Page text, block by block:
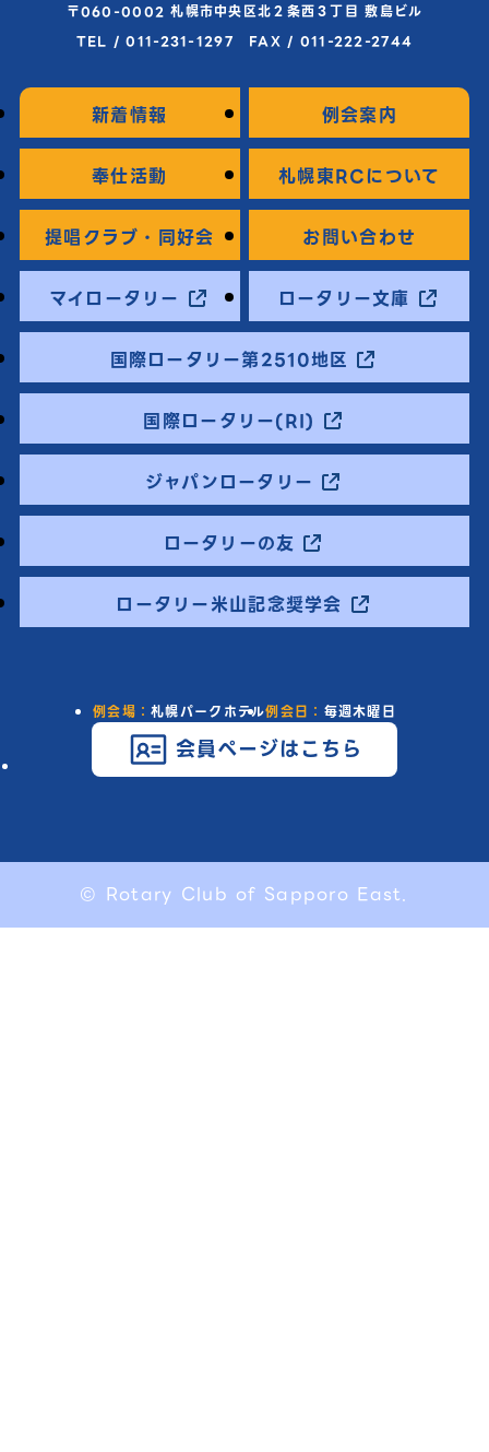
〒060-0002 札幌市中央区北２条西３丁目 敷島ビル
TEL / 011-231-1297 FAX / 011-222-2744
新着情報 例会案内
奉仕活動 札幌東RCについて
提唱クラブ・同好会 お問い合わせ
マイロータリー ロータリー文庫
国際ロータリー第2510地区
国際ロータリー(RI)
ジャパンロータリー
ロータリーの友
ロータリー米山記念奨学会
例会場：札幌パークホテル例会日： 毎週木曜日
会員ページはこちら
© Rotary Club of Sapporo East.